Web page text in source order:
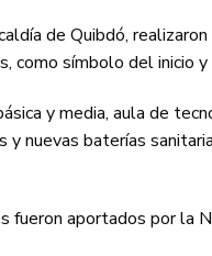
de Quibdó,
como símbolo del inicio
y media, aula de
nuevas baterías
aportados por la